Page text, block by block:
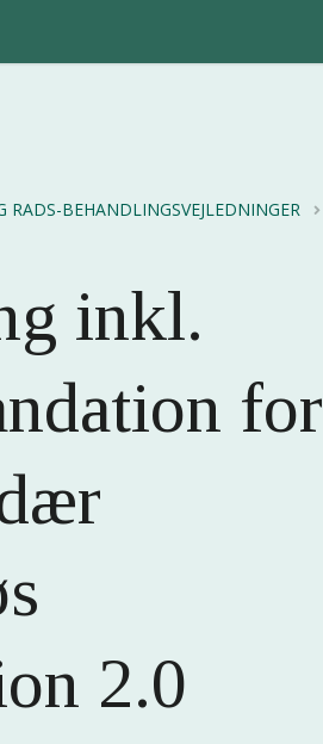
BEHANDLINGSVEJLEDNINGER
inkl.
for
2.0